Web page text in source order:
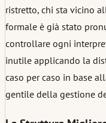
ristretto, chi sta vicino
formale è già stato
controllare ogni
inutile applicando la
caso per caso in base
gentile della gestione